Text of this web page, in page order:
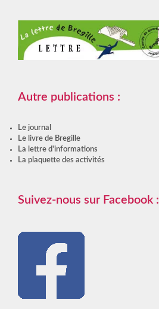
Autre publications :
Le journal
Le livre de Bregille
La lettre d'informations
La plaquette des activités
Suivez-nous sur Facebook :